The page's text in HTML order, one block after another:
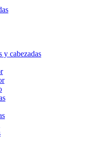
y cabezadas